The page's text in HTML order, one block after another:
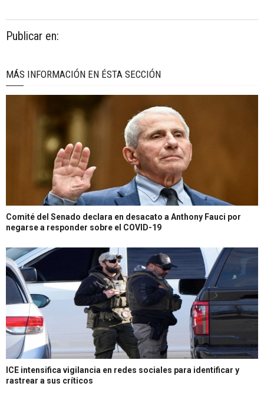
Publicar en:
MÁS INFORMACIÓN EN ÉSTA SECCIÓN
Comité del Senado declara en desacato a Anthony Fauci por
negarse a responder sobre el COVID-19
ICE intensifica vigilancia en redes sociales para identificar y
rastrear a sus críticos